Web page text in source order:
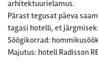
arhitektuurielamus.
Pärast tegusat päeva
tagasi hotelli, et
Söögikorrad:
Majutus: hotell Radisson